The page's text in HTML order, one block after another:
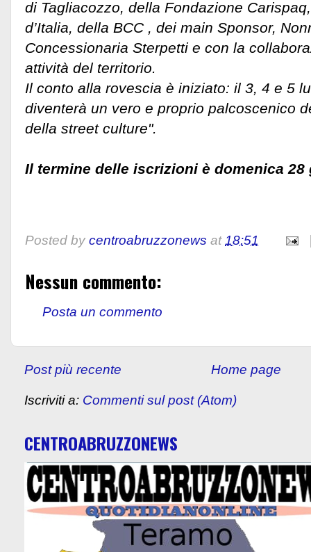
di Tagliacozzo, della Fondazione
d’Italia, della BCC , dei main Sponsor,
Concessionaria Sterpetti e con la
attività del territorio.
Il conto alla rovescia è iniziato: il 3, 4 e 5
diventerà un vero e proprio palcoscenico
della street culture".
Il termine delle iscrizioni è domenica 28
Posted by centroabruzzonews at18:51
Nessun commento:
Posta un commento
Post più recente Home page
Iscriviti a: Commenti sul post (Atom)
CENTROABRUZZONEWS